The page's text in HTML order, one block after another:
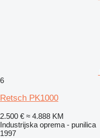
6
Retsch PK1000
2.500 € ≈ 4.888 KM
Industrijska oprema - punilica
1997